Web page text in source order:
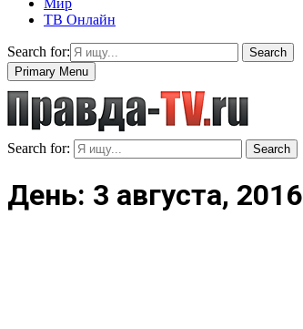
Мир
ТВ Онлайн
Search for:
Search
Primary Menu
Search for: Search
День: 3 августа, 2016